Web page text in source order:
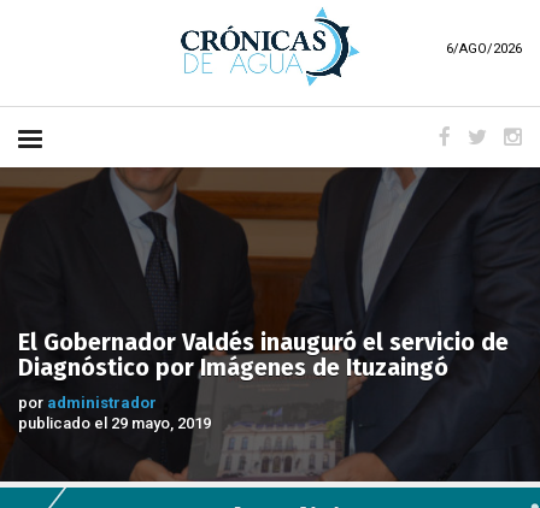
6/AGO/2026
El Gobernador Valdés inauguró el servicio de
Diagnóstico por Imágenes de Ituzaingó
por administrador
publicado el 29 mayo, 2019